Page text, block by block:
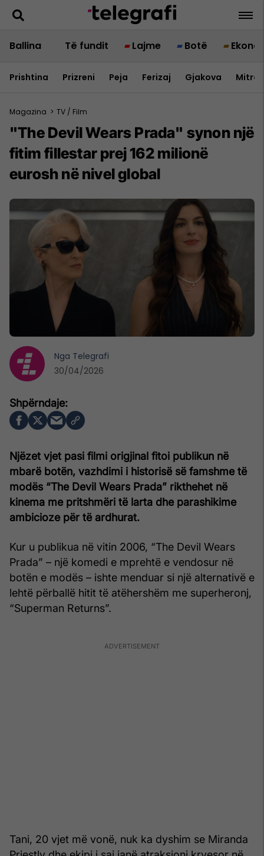
Ballina Të fundit Lajme Botë
Prishtina Prizreni Peja Ferizaj Gjakova
Magazina > TV / Film
"The Devil Wears Prada" synon një
fitim fillestar prej 162 milionë
eurosh në nivel global
Njëzet vjet pasi filmi origjinal fitoi publikun në
mbarë botën, vazhdimi i historisë së famshme të
modës “The Devil Wears Prada” rikthehet në
kinema me pritshmëri të larta dhe parashikime
ambicioze për të ardhurat.
Kur u publikua në vitin 2006, “The Devil Wears
Prada” – një komedi e mprehtë e vendosur në
botën e modës – ishte menduar si një alternativë e
lehtë përballë hitit të atëhershëm me superheronj,
“Superman Returns”.
Tani, 20 vjet më vonë, nuk ka dyshim se Miranda
Nga Telegrafi
30/04/2026